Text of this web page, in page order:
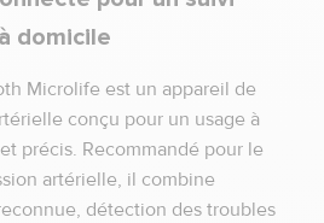
domicile
Microlife est un appareil de
conçu pour un usage à
précis. Recommandé pour le
artérielle, il combine
détection des troubles